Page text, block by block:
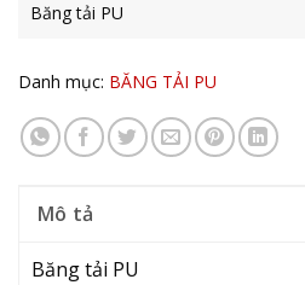
Băng tải PU
Danh mục: BĂNG TẢI PU
Mô tả
Băng tải PU